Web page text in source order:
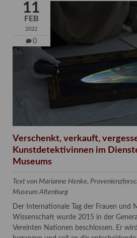
11
FEB
2022
0
Verschenkt, verkauft,
Kunstdetektivinnen im
Museums
Text von Marianne Henke,
Museum Altenburg
Der Internationale Tag der Frauen und
Wissenschaft wurde 2015 in der
Vereinten Nationen beschlossen. Er